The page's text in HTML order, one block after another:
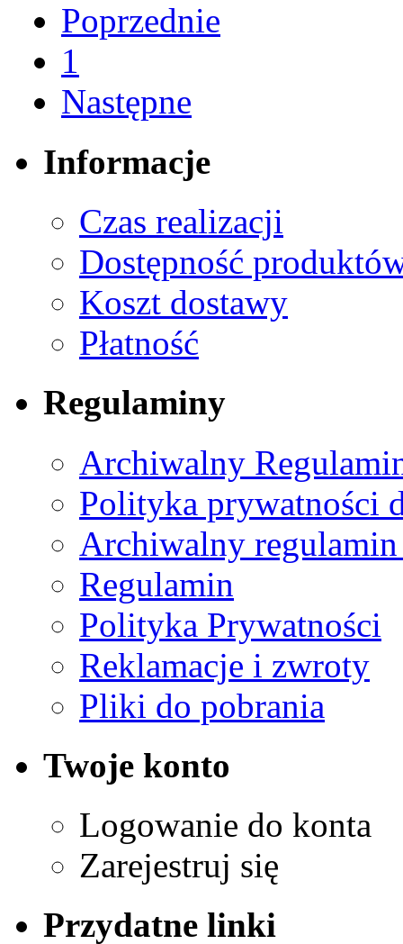
Poprzednie
1
Następne
Informacje
Czas realizacji
Dostępność
Koszt dostawy
Płatność
Regulaminy
Archiwalny
Polityka prywatności
Archiwalny
Regulamin
Polityka Prywatności
Reklamacje i zwroty
Pliki do pobrania
Twoje konto
Logowanie do konta
Zarejestruj się
Przydatne linki